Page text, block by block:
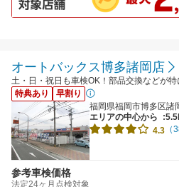
オートバックス博多諸岡店
土・日・祝日も車検OK！部品交換などが
特典あり
早割り
福岡県福岡市博多区諸
エリアの中心から
4.3 （
参考車検価格
法定24ヶ月点検対象